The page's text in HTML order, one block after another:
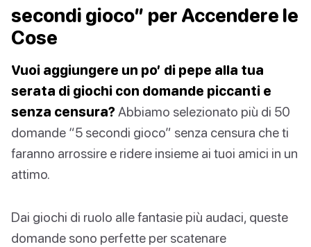
secondi gioco” per Accendere le
Cose
Vuoi aggiungere un po’ di pepe alla tua
serata di giochi con domande piccanti e
senza censura?Abbiamo selezionato più di 50
domande “5 secondi gioco” senza censura che ti
faranno arrossire e ridere insieme ai tuoi amici in un
attimo.
Dai giochi di ruolo alle fantasie più audaci, queste
domande sono perfette per scatenare